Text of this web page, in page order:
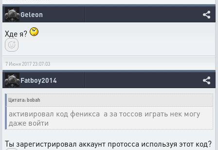
Geleon
Хде я?
7 Июня 2017 23:07:03
Fatboy2014
Цитата: bobah
активировал код феникса а за тоссов играть нек могу
даже войти
Ты зарегистрировал аккаунт протосса используя этот код?